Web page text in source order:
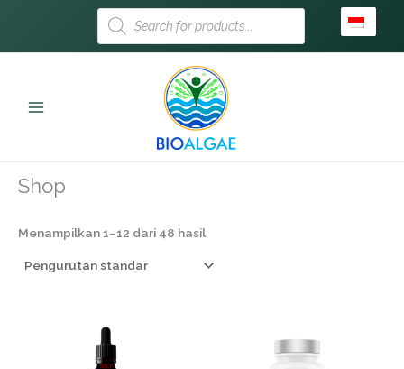
Products
search
Shop
Menampilkan 1–12 dari 48 hasil